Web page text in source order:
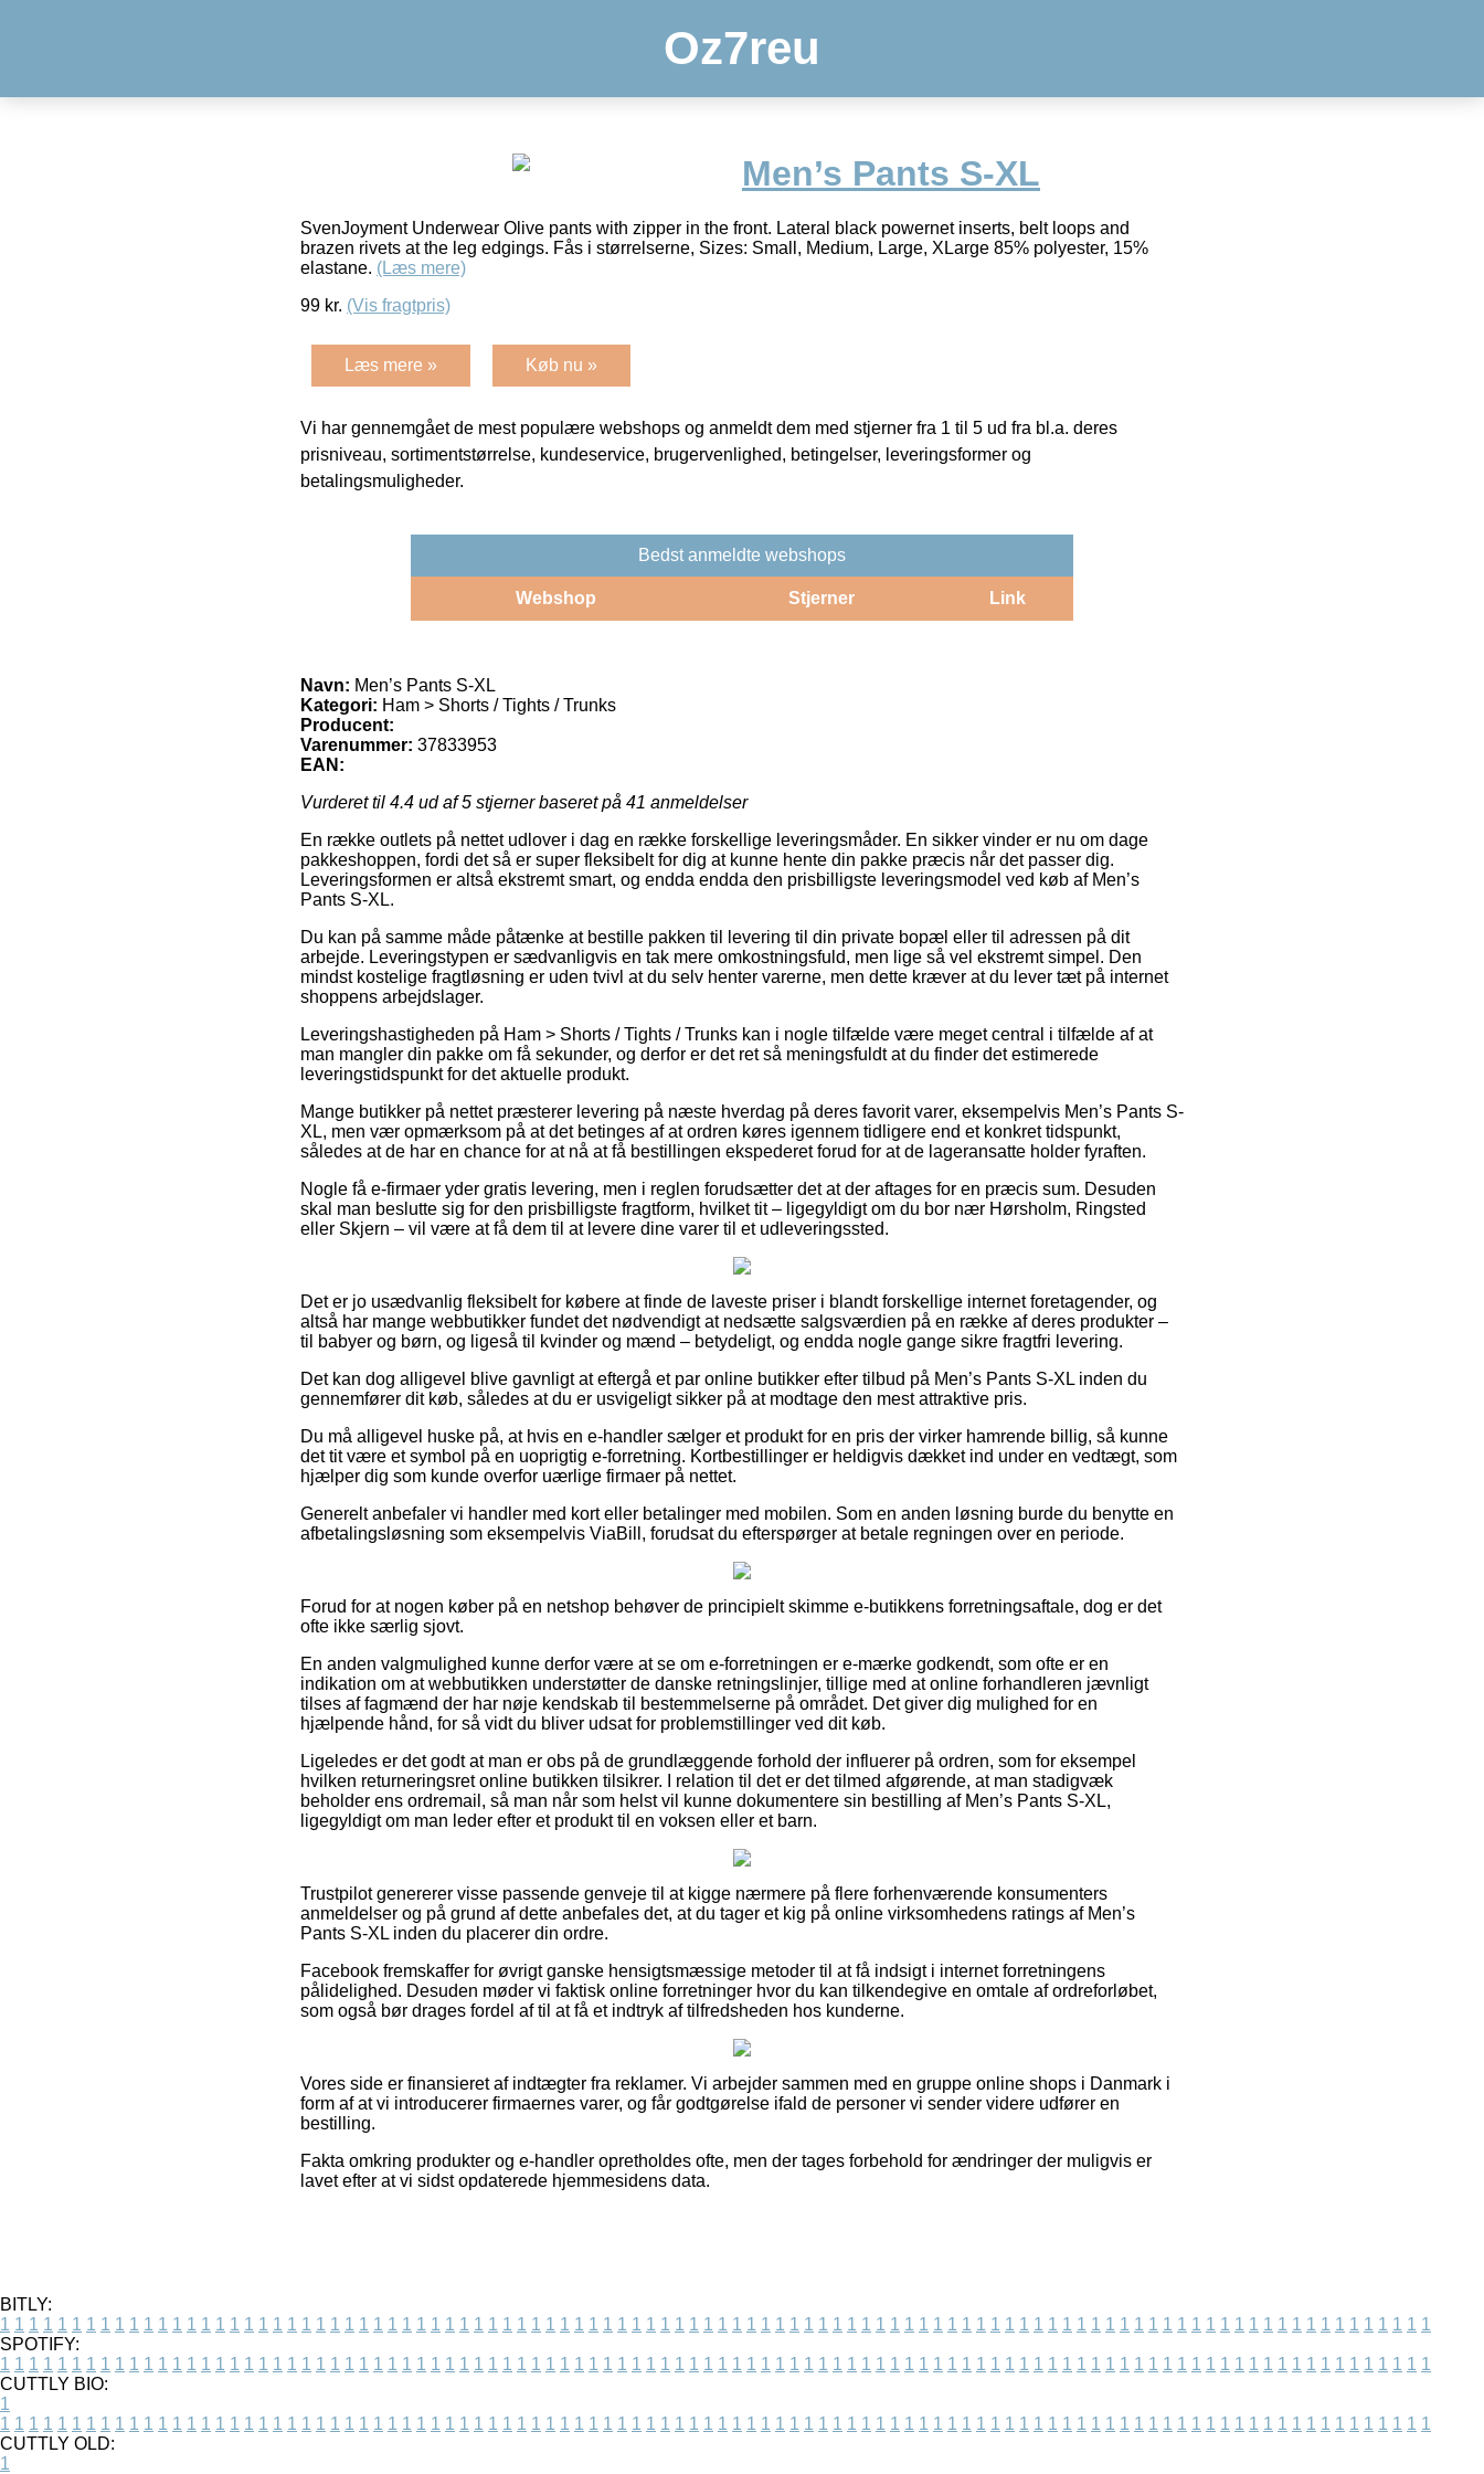
Oz7reu
Men’s Pants S-XL
SvenJoyment Underwear Olive pants with zipper in the front. Lateral black powernet inserts, belt loops and
brazen rivets at the leg edgings. Fås i størrelserne, Sizes: Small, Medium, Large, XLarge 85% polyester, 15%
elastane. (Læs mere)
99 kr. (Vis fragtpris)
Læs mere » Køb nu »
Vi har gennemgået de mest populære webshops og anmeldt dem med stjerner fra 1 til 5 ud fra bl.a. deres
prisniveau, sortimentstørrelse, kundeservice, brugervenlighed, betingelser, leveringsformer og
betalingsmuligheder.
Bedst anmeldte webshops
Webshop Stjerner Link
Navn: Men’s Pants S-XL
Kategori: Ham > Shorts / Tights / Trunks
Producent:
Varenummer: 37833953
EAN:
Vurderet til 4.4 ud af 5 stjerner baseret på 41 anmeldelser
En række outlets på nettet udlover i dag en række forskellige leveringsmåder. En sikker vinder er nu om dage
pakkeshoppen, fordi det så er super fleksibelt for dig at kunne hente din pakke præcis når det passer dig.
Leveringsformen er altså ekstremt smart, og endda endda den prisbilligste leveringsmodel ved køb af Men’s
Pants S-XL.
Du kan på samme måde påtænke at bestille pakken til levering til din private bopæl eller til adressen på dit
arbejde. Leveringstypen er sædvanligvis en tak mere omkostningsfuld, men lige så vel ekstremt simpel. Den
mindst kostelige fragtløsning er uden tvivl at du selv henter varerne, men dette kræver at du lever tæt på internet
shoppens arbejdslager.
Leveringshastigheden på Ham > Shorts / Tights / Trunks kan i nogle tilfælde være meget central i tilfælde af at
man mangler din pakke om få sekunder, og derfor er det ret så meningsfuldt at du finder det estimerede
leveringstidspunkt for det aktuelle produkt.
Mange butikker på nettet præsterer levering på næste hverdag på deres favorit varer, eksempelvis Men’s Pants S-
XL, men vær opmærksom på at det betinges af at ordren køres igennem tidligere end et konkret tidspunkt,
således at de har en chance for at nå at få bestillingen ekspederet forud for at de lageransatte holder fyraften.
Nogle få e-firmaer yder gratis levering, men i reglen forudsætter det at der aftages for en præcis sum. Desuden
skal man beslutte sig for den prisbilligste fragtform, hvilket tit – ligegyldigt om du bor nær Hørsholm, Ringsted
eller Skjern – vil være at få dem til at levere dine varer til et udleveringssted.
Det er jo usædvanlig fleksibelt for købere at finde de laveste priser i blandt forskellige internet foretagender, og
altså har mange webbutikker fundet det nødvendigt at nedsætte salgsværdien på en række af deres produkter –
til babyer og børn, og ligeså til kvinder og mænd – betydeligt, og endda nogle gange sikre fragtfri levering.
Det kan dog alligevel blive gavnligt at eftergå et par online butikker efter tilbud på Men’s Pants S-XL inden du
gennemfører dit køb, således at du er usvigeligt sikker på at modtage den mest attraktive pris.
Du må alligevel huske på, at hvis en e-handler sælger et produkt for en pris der virker hamrende billig, så kunne
det tit være et symbol på en uoprigtig e-forretning. Kortbestillinger er heldigvis dækket ind under en vedtægt, som
hjælper dig som kunde overfor uærlige firmaer på nettet.
Generelt anbefaler vi handler med kort eller betalinger med mobilen. Som en anden løsning burde du benytte en
afbetalingsløsning som eksempelvis ViaBill, forudsat du efterspørger at betale regningen over en periode.
Forud for at nogen køber på en netshop behøver de principielt skimme e-butikkens forretningsaftale, dog er det
ofte ikke særlig sjovt.
En anden valgmulighed kunne derfor være at se om e-forretningen er e-mærke godkendt, som ofte er en
indikation om at webbutikken understøtter de danske retningslinjer, tillige med at online forhandleren jævnligt
tilses af fagmænd der har nøje kendskab til bestemmelserne på området. Det giver dig mulighed for en
hjælpende hånd, for så vidt du bliver udsat for problemstillinger ved dit køb.
Ligeledes er det godt at man er obs på de grundlæggende forhold der influerer på ordren, som for eksempel
hvilken returneringsret online butikken tilsikrer. I relation til det er det tilmed afgørende, at man stadigvæk
beholder ens ordremail, så man når som helst vil kunne dokumentere sin bestilling af Men’s Pants S-XL,
ligegyldigt om man leder efter et produkt til en voksen eller et barn.
Trustpilot genererer visse passende genveje til at kigge nærmere på flere forhenværende konsumenters
anmeldelser og på grund af dette anbefales det, at du tager et kig på online virksomhedens ratings af Men’s
Pants S-XL inden du placerer din ordre.
Facebook fremskaffer for øvrigt ganske hensigtsmæssige metoder til at få indsigt i internet forretningens
pålidelighed. Desuden møder vi faktisk online forretninger hvor du kan tilkendegive en omtale af ordreforløbet,
som også bør drages fordel af til at få et indtryk af tilfredsheden hos kunderne.
Vores side er finansieret af indtægter fra reklamer. Vi arbejder sammen med en gruppe online shops i Danmark i
form af at vi introducerer firmaernes varer, og får godtgørelse ifald de personer vi sender videre udfører en
bestilling.
Fakta omkring produkter og e-handler opretholdes ofte, men der tages forbehold for ændringer der muligvis er
lavet efter at vi sidst opdaterede hjemmesidens data.
BITLY:
1 1 1 1 1 1 1 1 1 1 1 1 1 1 1 1 1 1 1 1 1 1 1 1 1 1 1 1 1 1 1 1 1 1 1 1 1 1 1 1 1 1 1 1 1 1 1 1 1 1 1 1 1 1 1 1 1 1 1 1 1 1 1 1 1 1 1 1 1 1 1 1 1 1 1 1 1 1 1 1 1 1 1 1 1 1 1 1 1 1 1 1 1 1 1 1 1 1 1 1
SPOTIFY:
1 1 1 1 1 1 1 1 1 1 1 1 1 1 1 1 1 1 1 1 1 1 1 1 1 1 1 1 1 1 1 1 1 1 1 1 1 1 1 1 1 1 1 1 1 1 1 1 1 1 1 1 1 1 1 1 1 1 1 1 1 1 1 1 1 1 1 1 1 1 1 1 1 1 1 1 1 1 1 1 1 1 1 1 1 1 1 1 1 1 1 1 1 1 1 1 1 1 1 1
CUTTLY BIO:
1
1 1 1 1 1 1 1 1 1 1 1 1 1 1 1 1 1 1 1 1 1 1 1 1 1 1 1 1 1 1 1 1 1 1 1 1 1 1 1 1 1 1 1 1 1 1 1 1 1 1 1 1 1 1 1 1 1 1 1 1 1 1 1 1 1 1 1 1 1 1 1 1 1 1 1 1 1 1 1 1 1 1 1 1 1 1 1 1 1 1 1 1 1 1 1 1 1 1 1 1
CUTTLY OLD:
1